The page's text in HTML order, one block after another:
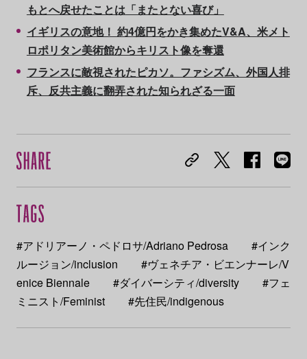
もとへ戻せたことは「またとない喜び」
イギリスの意地！ 約4億円をかき集めたV&A、米メト
ロポリタン美術館からキリスト像を奪還
フランスに敵視されたピカソ。ファシズム、外国人排
斥、反共主義に翻弄された知られざる一面
#アドリアーノ・ペドロサ/Adriano Pedrosa
#インク
ルージョン/inclusion
#ヴェネチア・ビエンナーレ/V
enice Biennale
#ダイバーシティ/diversity
#フェ
ミニスト/Feminist
#先住民/indigenous